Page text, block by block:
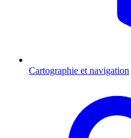
Cartographie et navigation